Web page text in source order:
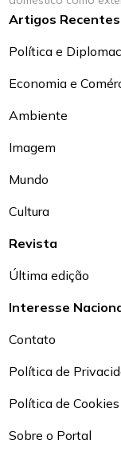
Artigos Recentes
Política e
Economia e
Ambiente
Imagem
Mundo
Cultura
Revista
Última edição
Interesse
Contato
Política de
Política de Cookies
Sobre o Portal